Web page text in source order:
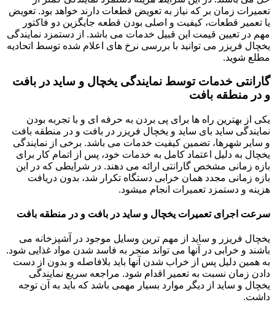
تعمیرات زمان بر که نیاز به تعویض قطعات دارند خواهد بود. تعویض
یا تعمیر قطعات، کیفیت و اصلی بودن قطعه جایگزین دو فاکتور
مهم در تعیین قیمت این قبیل خدمات می باشد. از دستمزد نمایندگی
یخچال فریزر می توانید با بررسی نرخ های اعلام شده توسط اتحادیه
مطلع شوید.
گارانتی خدمات توسط نمایندگی یخچال و ساید در بافت
و در منطقه بافت
یکی از بهترین راه ها برای پی بردن به حرفه ای و با تجربه بودن
نمایندگی ساید بای ساید و یخچال فریزر در بافت و در منطقه بافت
و سایر شهرها، تضمین کیفیت خدمات می باشد. برخی از نمایندگی
یخچال به دلیل اعتماد کامل به خدمات خود، پس از اتمام کار برای
بازه زمانی مشخص گارانتی ارائه می دهند. در شرایطی که در این
بازه زمانی مجدد همان خرابی دستگاه تکرار شد، بدون دریافت
هزینه و دستمزد تعمیرات انجام میشود.
سرعت اجرای تعمیرات یخچال و ساید در بافت و در منطقه بافت
یخچال فریزر و ساید از مهم ترین وسایل موجود در آشپزخانه می
باشند و خرابی در آنها می تواند منجر به فاسد شدن مواد غذایی شود.
به همین دلیل پس از خراب شدن آنها باید بلافاصله و بدون از دست
دادن زمان نسبت به تعمیر اقدام شود. مراجعه سریع نمایندگی
یخچال و ساید از دیگر موارد بسیار مهمی باشد که باید به آن توجه
داشت.